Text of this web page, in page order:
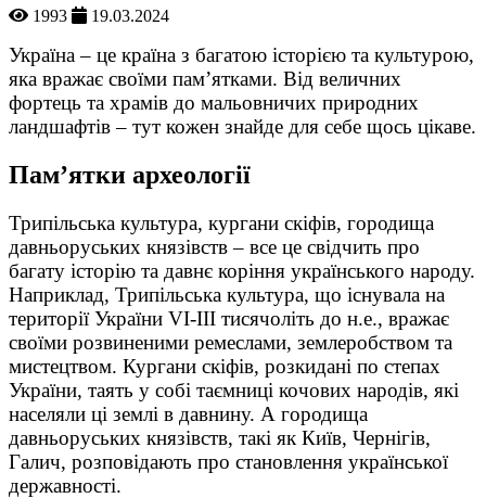
1993
19.03.2024
Україна – це країна з багатою історією та культурою,
яка вражає своїми пам’ятками. Від величних
фортець та храмів до мальовничих природних
ландшафтів – тут кожен знайде для себе щось цікаве.
Пам’ятки археології
Трипільська культура, кургани скіфів, городища
давньоруських князівств – все це свідчить про
багату історію та давнє коріння українського народу.
Наприклад, Трипільська культура, що існувала на
території України VI-III тисячоліть до н.е., вражає
своїми розвиненими ремеслами, землеробством та
мистецтвом. Кургани скіфів, розкидані по степах
України, таять у собі таємниці кочових народів, які
населяли ці землі в давнину. А городища
давньоруських князівств, такі як Київ, Чернігів,
Галич, розповідають про становлення української
державності.